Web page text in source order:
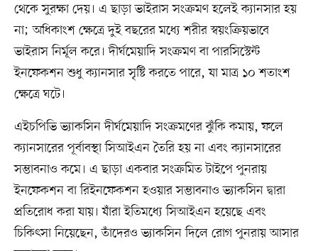
থেকে সুরক্ষা দেয়। এ ছাড়া ভাইরাস সংক্রমণ হলেই ক্যানসার হয়
না; অধিকাংশ ক্ষেত্রে দুই বছরের মধ্যে শরীর স্বয়ংক্রিয়ভাবে
ভাইরাস নির্মূল করে। দীর্ঘমেয়াদি সংক্রমণ বা পারসিস্টেন্ট
ইনফেকশন শুধু ক্যানসার সৃষ্টি করতে পারে, যা মাত্র ১০ শতাংশ
ক্ষেত্রে ঘটে।
এইচপিভি ভ্যাকসিন দীর্ঘমেয়াদি সংক্রমণের ঝুঁকি কমায়, ফলে
ক্যানসারের পূর্বাবস্থা সিআইএন তৈরি হয় না এবং ক্যানসারের
সম্ভাবনাও কমে। এ ছাড়া একবার সংক্রমিত টাইপে পুনরায়
ইনফেকশন বা রিইনফেকশন হওয়ার সম্ভাবনাও ভ্যাকসিন দ্বারা
প্রতিরোধ করা যায়। যাঁরা ইতিমধ্যে সিআইএন হয়েছে এবং
চিকিৎসা নিয়েছেন, তাঁদেরও ভ্যাকসিন দিলে রোগ পুনরায় আসার